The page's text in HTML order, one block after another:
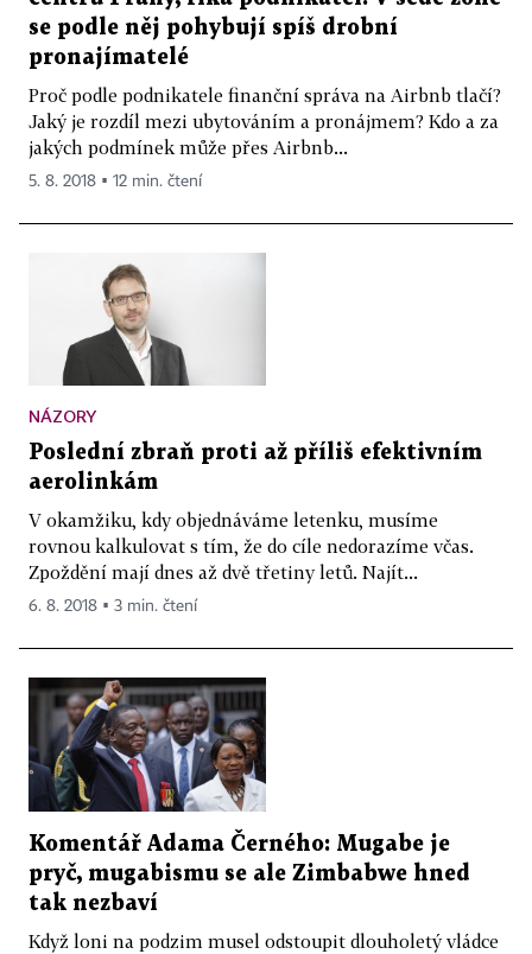
se podle něj pohybují spíš drobní
pronajímatelé
Proč podle podnikatele finanční správa na Airbnb tlačí?
Jaký je rozdíl mezi ubytováním a pronájmem? Kdo a za
jakých podmínek může přes Airbnb...
5. 8. 2018 ▪ 12 min. čtení
NÁZORY
Poslední zbraň proti až příliš efektivním
aerolinkám
V okamžiku, kdy objednáváme letenku, musíme
rovnou kalkulovat s tím, že do cíle nedorazíme včas.
Zpoždění mají dnes až dvě třetiny letů. Najít...
6. 8. 2018 ▪ 3 min. čtení
Komentář Adama Černého: Mugabe je
pryč, mugabismu se ale Zimbabwe hned
tak nezbaví
Když loni na podzim musel odstoupit dlouholetý vládce